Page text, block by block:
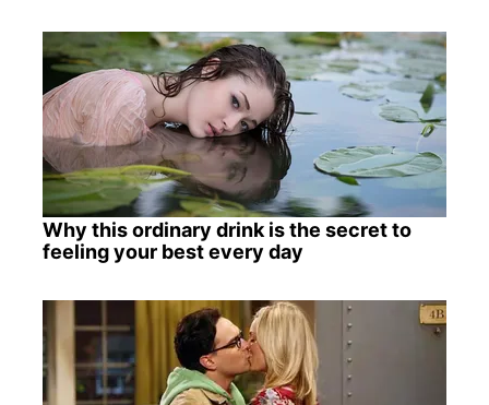
Why this ordinary drink is the secret to
feeling your best every day